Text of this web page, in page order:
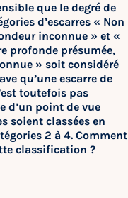
que le degré de
d’escarres « Non
inconnue » et «
profonde présumée,
» soit considéré
qu’une escarre de
toutefois pas
d’un point de vue
soient classées en
2 à 4. Comment
classification ?